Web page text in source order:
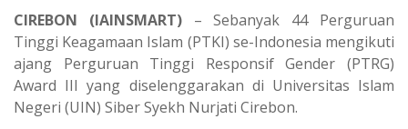
CIREBON (IAINSMART)– Sebanyak 44 Perguruan
Tinggi Keagamaan Islam (PTKI) se-Indonesia mengikuti
ajang Perguruan Tinggi Responsif Gender (PTRG)
Award III yang diselenggarakan di Universitas Islam
Negeri (UIN) Siber Syekh Nurjati Cirebon.